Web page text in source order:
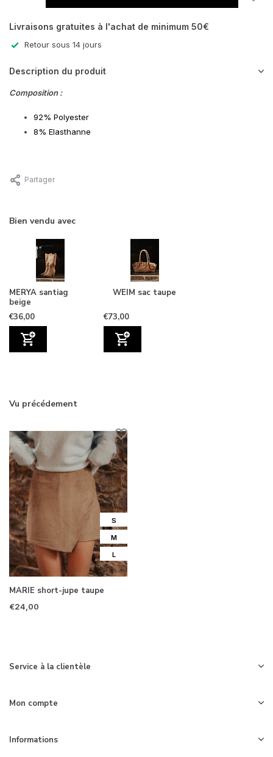
Livraisons gratuites à l'achat de minimum 50€
Retour sous 14 jours
Description du produit
Composition :
92% Polyester
8% Elasthanne
Partager
Bien vendu avec
MERYA santiag
beige
€36,00
WEIM sac taupe
€73,00
Vu précédement
S
M
L
MARIE short-jupe taupe
€24,00
Service à la clientèle
Mon compte
Informations